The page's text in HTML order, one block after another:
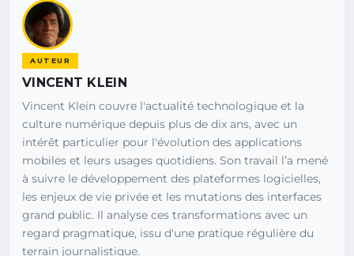
AUTEUR
VINCENT KLEIN
Vincent Klein couvre l'actualité technologique et la
culture numérique depuis plus de dix ans, avec un
intérêt particulier pour l'évolution des applications
mobiles et leurs usages quotidiens. Son travail l’a mené
à suivre le développement des plateformes logicielles,
les enjeux de vie privée et les mutations des interfaces
grand public. Il analyse ces transformations avec un
regard pragmatique, issu d'une pratique régulière du
terrain journalistique.